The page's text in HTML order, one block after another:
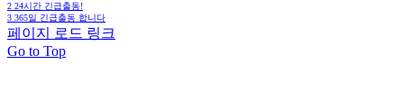
2 24시간 긴급출동!
3 365일 긴급출동 합니다
페이지 로드 링크
Go to Top